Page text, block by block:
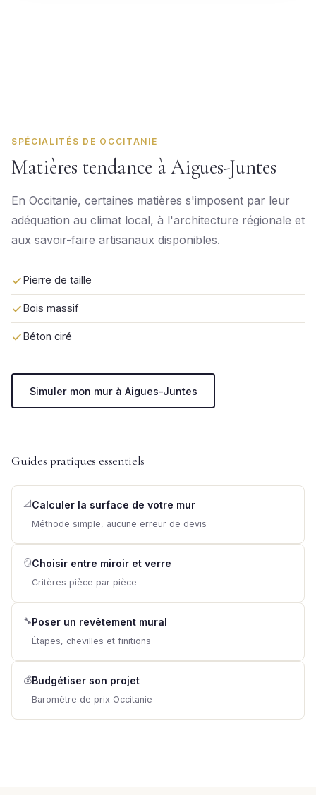
SPÉCIALITÉS DE OCCITANIE
Matières tendance à Aigues-Juntes
En Occitanie, certaines matières s'imposent par leur
adéquation au climat local, à l'architecture régionale et
aux savoir-faire artisanaux disponibles.
Pierre de taille
Bois massif
Béton ciré
Simuler mon mur à Aigues-Juntes
Guides pratiques essentiels
📐 Calculer la surface de votre mur
Méthode simple, aucune erreur de devis
🪞Choisir entre miroir et verre
Critères pièce par pièce
🔧Poser un revêtement mural
Étapes, chevilles et finitions
💰Budgétiser son projet
Baromètre de prix Occitanie